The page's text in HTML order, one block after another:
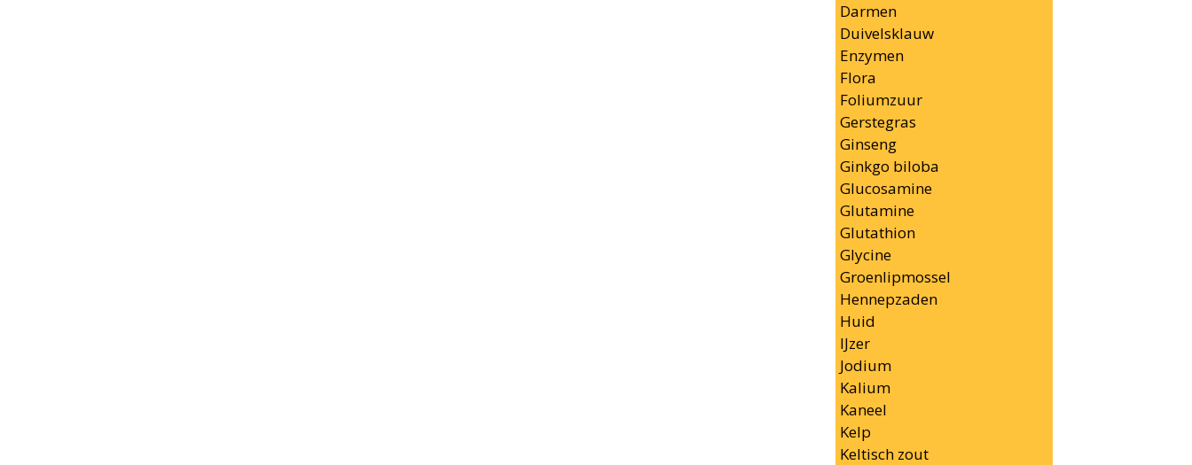
Darmen
Duivelsklauw
Enzymen
Flora
Foliumzuur
Gerstegras
Ginseng
Ginkgo biloba
Glucosamine
Glutamine
Glutathion
Glycine
Groenlipmossel
Hennepzaden
Huid
IJzer
Jodium
Kalium
Kaneel
Kelp
Keltisch zout